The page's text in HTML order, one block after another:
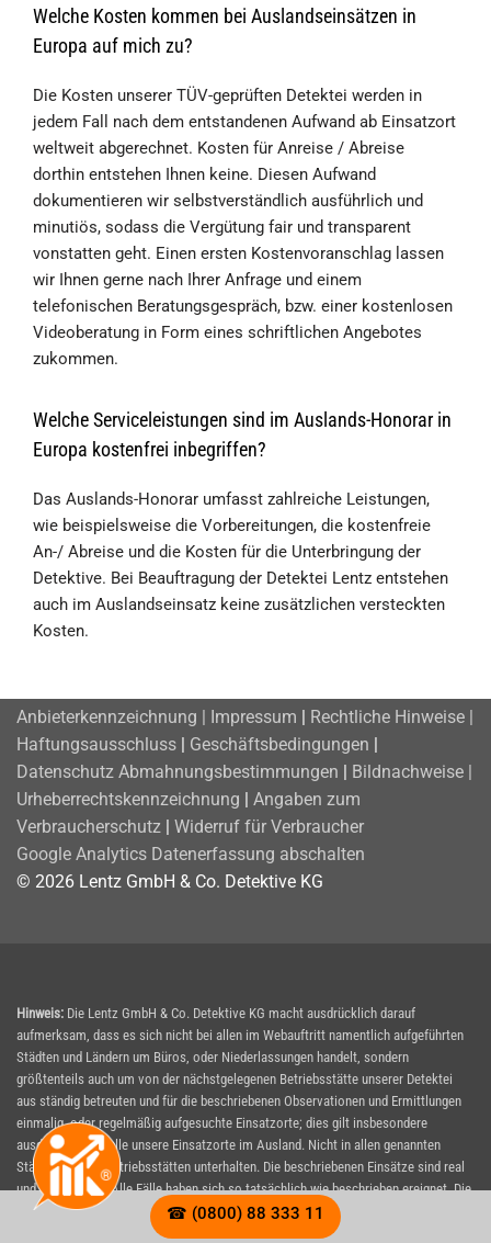
Welche Kosten kommen bei Auslandseinsätzen in
Europa auf mich zu?
Die Kosten unserer TÜV-geprüften Detektei werden in
jedem Fall nach dem entstandenen Aufwand ab Einsatzort
weltweit abgerechnet. Kosten für Anreise / Abreise
dorthin entstehen Ihnen keine. Diesen Aufwand
dokumentieren wir selbstverständlich ausführlich und
minutiös, sodass die Vergütung fair und transparent
vonstatten geht. Einen ersten Kostenvoranschlag lassen
wir Ihnen gerne nach Ihrer Anfrage und einem
telefonischen Beratungsgespräch, bzw. einer kostenlosen
Videoberatung in Form eines schriftlichen Angebotes
zukommen.
Welche Serviceleistungen sind im Auslands-Honorar in
Europa kostenfrei inbegriffen?
Das Auslands-Honorar umfasst zahlreiche Leistungen,
wie beispielsweise die Vorbereitungen, die kostenfreie
An-/ Abreise und die Kosten für die Unterbringung der
Detektive. Bei Beauftragung der Detektei Lentz entstehen
auch im Auslandseinsatz keine zusätzlichen versteckten
Kosten.
Anbieterkennzeichnung | Impressum
Rechtliche Hinweise |
Haftungsausschluss
Geschäftsbedingungen
Datenschutz Abmahnungsbestimmungen
Bildnachweise |
Urheberrechtskennzeichnung
Angaben zum
Verbraucherschutz
Widerruf für Verbraucher
Google Analytics Datenerfassung abschalten
© 2026 Lentz GmbH & Co. Detektive KG
Hinweis: Die Lentz GmbH & Co. Detektive KG macht ausdrücklich darauf
aufmerksam, dass es sich nicht bei allen im Webauftritt namentlich aufgeführten
Städten und Ländern um Büros, oder Niederlassungen handelt, sondern
größtenteils auch um von der nächstgelegenen Betriebsstätte unserer Detektei
aus ständig betreuten und für die beschriebenen Observationen und Ermittlungen
einmalig, oder regelmäßig aufgesuchte Einsatzorte; dies gilt insbesondere
ausdrücklich für alle unsere Einsatzorte im Ausland. Nicht in allen genannten
Städten werden Betriebsstätten unterhalten. Die beschriebenen Einsätze sind real
und authentisch. Alle Fälle haben sich so tatsächlich wie beschrieben ereignet. Die
Namen von beteiligten Personen, oder Unternehmen, bzw. Detailangaben wurden
jedoch geändert, soweit hierdurch die Persönlichkeitsrechte der Betroffenen
☎ (0800) 88 333 11